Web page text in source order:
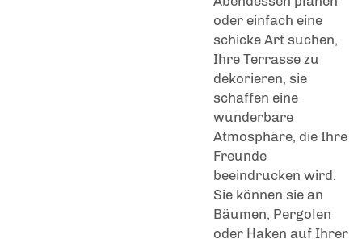
oder einfach eine
schicke Art suchen,
Ihre Terrasse zu
dekorieren, sie
schaffen eine
wunderbare
Atmosphäre, die Ihre
Freunde
beeindrucken wird.
Sie können sie an
Bäumen, Pergolen
oder Haken auf Ihrer